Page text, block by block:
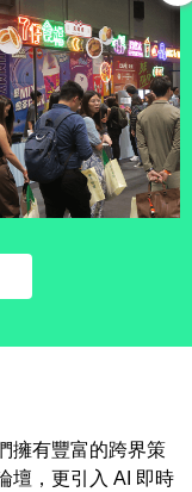
擁有豐富的跨界策
壇，更引入 AI 即時